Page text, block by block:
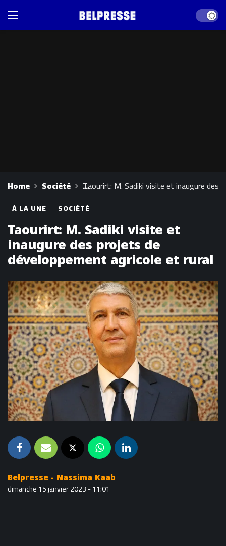
Dark
Home Société Taourirt: M. Sadiki visite et inaugure des
À LA UNE SOCIÉTÉ
Taourirt: M. Sadiki visite et
inaugure des projets de
développement agricole et rural
Belpresse - Nassima Kaab
dimanche 15 janvier 2023 - 11:01